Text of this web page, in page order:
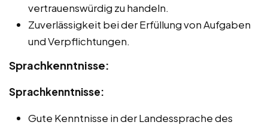
vertrauenswürdig zu handeln.
Zuverlässigkeit bei der Erfüllung von Aufgaben
und Verpflichtungen.
Sprachkenntnisse:
Sprachkenntnisse:
Gute Kenntnisse in der Landessprache des